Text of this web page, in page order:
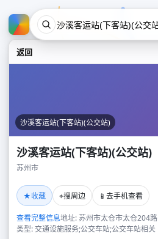
返回
沙溪客运站(下客站)(公交站)
沙溪客运站(下客站)(公交站)
苏州市
★收藏 ⌖搜周边 📱 去手机查看
查看完整信息地址: 苏州市太仓市太仓204路
类型: 交通设施服务;公交车站;公交车站相关